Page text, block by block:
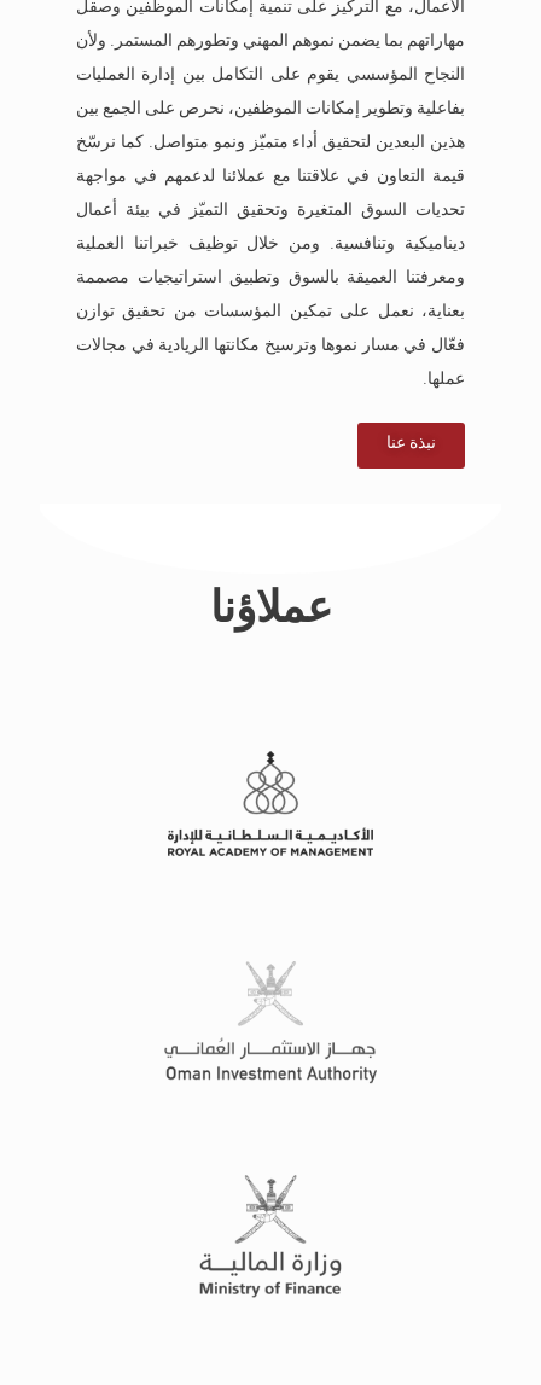
الأعمال، مع التركيز على تنمية إمكانات الموظفين وصقل
مهاراتهم بما يضمن نموهم المهني وتطورهم المستمر. ولأن
النجاح المؤسسي يقوم على التكامل بين إدارة العمليات
بفاعلية وتطوير إمكانات الموظفين، نحرص على الجمع بين
هذين البعدين لتحقيق أداء متميّز ونمو متواصل. كما نرسّخ
قيمة التعاون في علاقتنا مع عملائنا لدعمهم في مواجهة
تحديات السوق المتغيرة وتحقيق التميّز في بيئة أعمال
ديناميكية وتنافسية. ومن خلال توظيف خبراتنا العملية
ومعرفتنا العميقة بالسوق وتطبيق استراتيجيات مصممة
بعناية، نعمل على تمكين المؤسسات من تحقيق توازن
فعّال في مسار نموها وترسيخ مكانتها الريادية في مجالات
عملها.
نبذة عنا
عملاؤنا